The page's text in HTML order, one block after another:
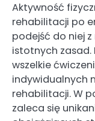
Aktywność
rehabilitacji po
podejść do niej
istotnych zasad.
wszelkie
indywidualnych
rehabilitacji. W
zaleca się